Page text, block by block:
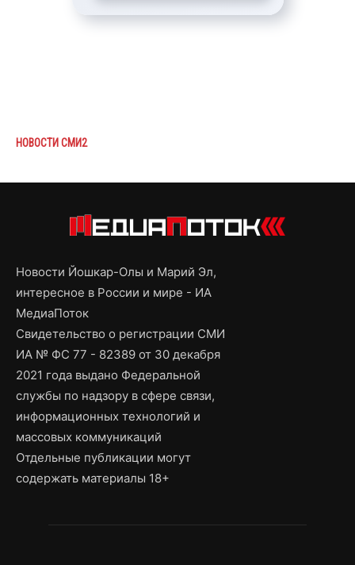
НОВОСТИ СМИ2
Новости Йошкар-Олы и Марий Эл,
интересное в России и мире - ИА
МедиаПоток
Свидетельство о регистрации СМИ
ИА № ФС 77 - 82389 от 30 декабря
2021 года выдано Федеральной
службы по надзору в сфере связи,
информационных технологий и
массовых коммуникаций
Отдельные публикации могут
содержать материалы 18+